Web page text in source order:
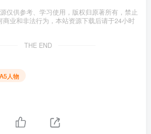
仅供参考、学习使用，版权归原著所有，禁止
商业和非法行为，本站资源下载后请于24小时
THE END
人物